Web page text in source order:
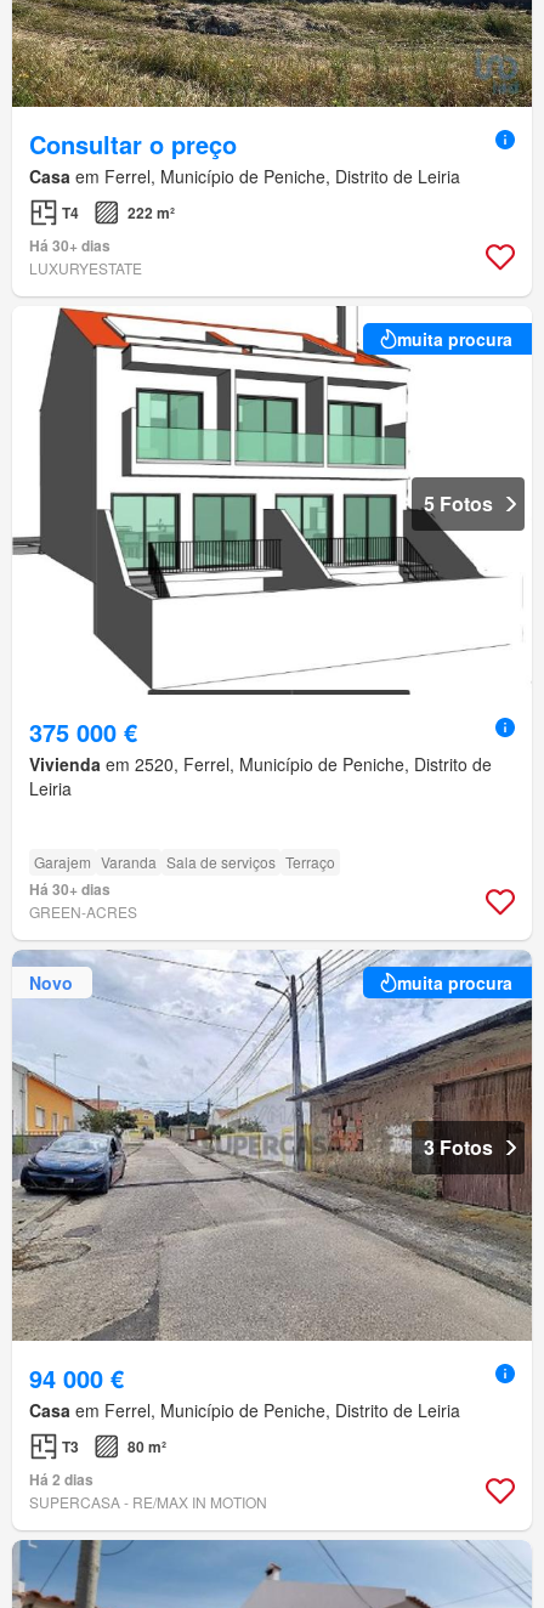
Consultar o preço
Casa em Ferrel, Município de Peniche, Distrito de Leiria
T4
222 m²
Há 30+ dias
LUXURYESTATE
muita procura
5 Fotos
375 000 €
Vivienda em 2520, Ferrel, Município de Peniche, Distrito de
Leiria
Garajem Varanda Sala de serviços Terraço
Há 30+ dias
GREEN-ACRES
Novo muita procura
3 Fotos
94 000 €
Casa em Ferrel, Município de Peniche, Distrito de Leiria
T3
80 m²
Há 2 dias
SUPERCASA - RE/MAX IN MOTION